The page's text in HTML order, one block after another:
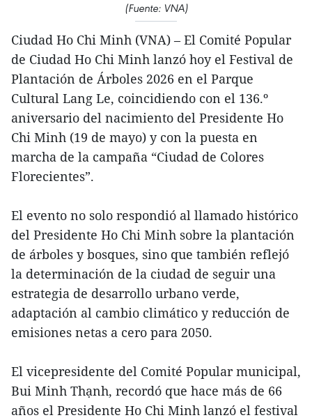
(Fuente: VNA)
Ciudad Ho Chi Minh (VNA) – El Comité Popular
de Ciudad Ho Chi Minh lanzó hoy el Festival de
Plantación de Árboles 2026 en el Parque
Cultural Lang Le, coincidiendo con el 136.º
aniversario del nacimiento del Presidente Ho
Chi Minh (19 de mayo) y con la puesta en
marcha de la campaña “Ciudad de Colores
Florecientes”.
El evento no solo respondió al llamado histórico
del Presidente Ho Chi Minh sobre la plantación
de árboles y bosques, sino que también reflejó
la determinación de la ciudad de seguir una
estrategia de desarrollo urbano verde,
adaptación al cambio climático y reducción de
emisiones netas a cero para 2050.
El vicepresidente del Comité Popular municipal,
Bui Minh Thạnh, recordó que hace más de 66
años el Presidente Ho Chi Minh lanzó el festival